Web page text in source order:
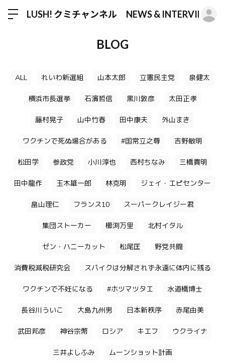
LUSH! クミチャンネル NEWS & INTERVIEW
BLOG
ALL れいわ新選組 山本太郎 立憲民主党 泉健太
横浜市長選挙 石濱哲信 黒川敦彦 太田正孝
藤村晃子 山中竹春 田中康夫 外山まき
ワクチンで死ぬ場合がある #国常立之尊 吉野敏明
松田学 参政党 小川淳也 西村ちなみ 三橋貴明
田中龍作 玉木雄一郎 林克明 ジェイ・エピセンター
畠山理仁 フランス10 スーパークレイジー君
集団ストーカー 櫛渕万里 北村イタル
ゼン・ハニーカット 松尾匡 野党共闘
消費税減税研究会 スパイクは分解されず永遠に体内に残る
ワクチンで不妊になる #ホツマツタエ 水道橋博士
長谷川ういこ 大島九州男 日本新秩序 赤尾由美
武田邦彦 神谷宗幣 ロシア キエフ ウクライナ
三井よしふみ ムーンショット計画